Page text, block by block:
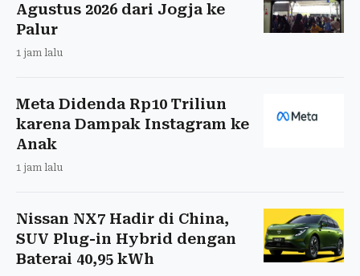
Agustus 2026 dari Jogja ke
Palur
1 jam lalu
Meta Didenda Rp10 Triliun
karena Dampak Instagram ke
Anak
1 jam lalu
Nissan NX7 Hadir di China,
SUV Plug-in Hybrid dengan
Baterai 40,95 kWh